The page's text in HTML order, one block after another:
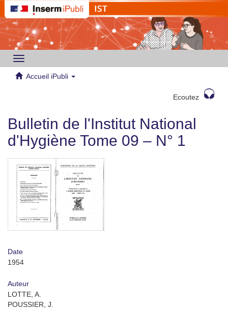
Toggle
navigation
Accueil iPubli
Ecoutez
Bulletin de l'Institut National
d'Hygiène Tome 09 – N° 1
Date
1954
Auteur
LOTTE, A.
POUSSIER, J.